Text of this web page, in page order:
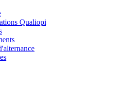
Qualiopi